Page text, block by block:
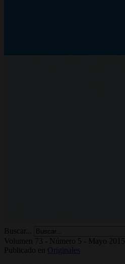
Buscar...
Volumen 73 - Número 5 - Mayo 2015
Publicado en
Originales